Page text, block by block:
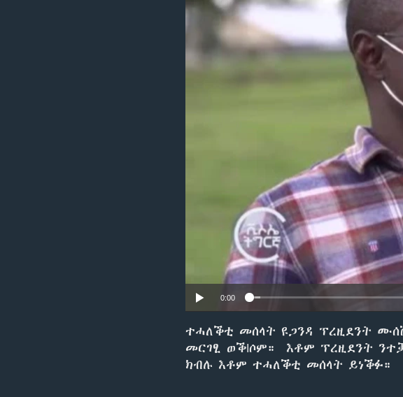
0:00
ተሓለቕቲ መሰላት ዩጋንዳ ፕረዚደንት
መርገፂ ወቕIሶም። እቶም ፕረዚደንት
ክብሉ እቶም ተሓለቕቲ መሰላት ይነቕፉ።